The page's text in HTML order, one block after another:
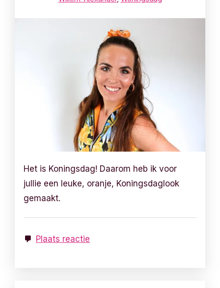
Het is Koningsdag! Daarom heb ik voor
jullie een leuke, oranje, Koningsdaglook
gemaakt.
Plaats reactie